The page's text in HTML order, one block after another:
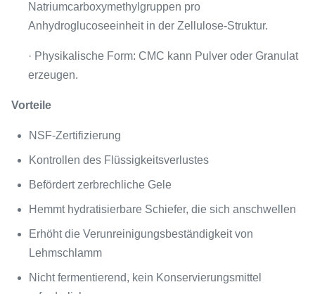
Natriumcarboxymethylgruppen pro
Anhydroglucoseeinheit in der Zellulose-Struktur.
· Physikalische Form: CMC kann Pulver oder Granulat
erzeugen.
Vorteile
NSF-Zertifizierung
Kontrollen des Flüssigkeitsverlustes
Befördert zerbrechliche Gele
Hemmt hydratisierbare Schiefer, die sich anschwellen
Erhöht die Verunreinigungsbeständigkeit von
Lehmschlamm
Nicht fermentierend, kein Konservierungsmittel